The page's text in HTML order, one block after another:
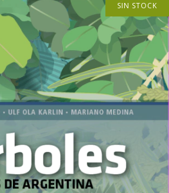
SIN STOCK